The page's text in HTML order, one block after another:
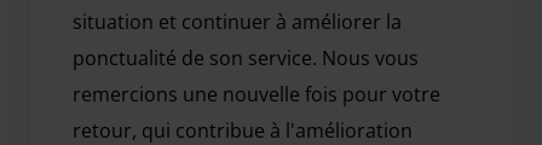
situation et continuer à améliorer la
ponctualité de son service. Nous vous
remercions une nouvelle fois pour votre
retour, qui contribue à l'amélioration